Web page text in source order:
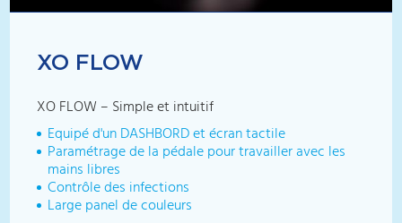
XO FLOW
XO FLOW – Simple et intuitif
Equipé d'un DASHBORD et écran tactile
Paramétrage de la pédale pour travailler avec les
mains libres
Contrôle des infections
Large panel de couleurs